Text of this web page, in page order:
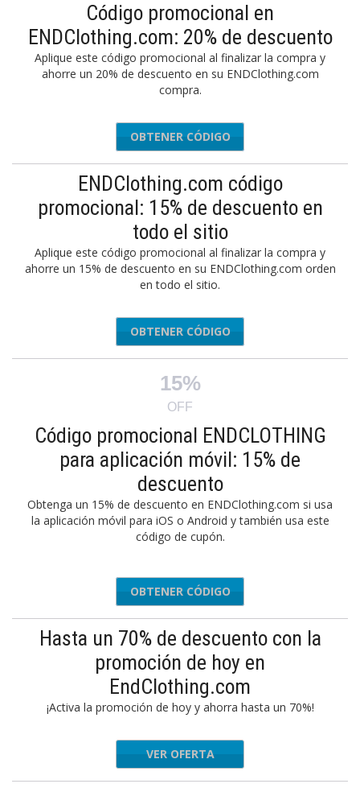
Código promocional en
ENDClothing.com: 20% de descuento
Aplique este código promocional al finalizar la compra y
ahorre un 20% de descuento en su ENDClothing.com
compra.
TSALE20
OBTENER CÓDIGO
ENDClothing.com código
promocional: 15% de descuento en
todo el sitio
Aplique este código promocional al finalizar la compra y
ahorre un 15% de descuento en su ENDClothing.com orden
en todo el sitio.
PLIER15
OBTENER CÓDIGO
15%
OFF
Código promocional ENDCLOTHING
para aplicación móvil: 15% de
descuento
Obtenga un 15% de descuento en ENDClothing.com si usa
la aplicación móvil para iOS o Android y también usa este
código de cupón.
APP15
OBTENER CÓDIGO
Hasta un 70% de descuento con la
promoción de hoy en
EndClothing.com
¡Activa la promoción de hoy y ahorra hasta un 70%!
VER OFERTA